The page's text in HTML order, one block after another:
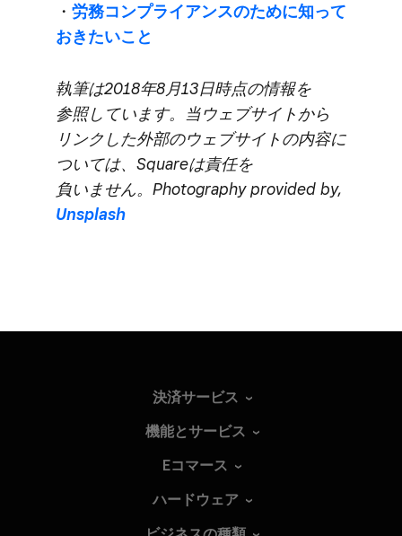
・ 労務コンプライアンスの​ために​知って​
おきたい​こと
執筆は​2018年8月13日時点の​情報を​
参照しています。​当ウェブサイトから​
リンクした​外部の​ウェブサイトの​内容に​
ついては、​Squareは​責任を​
負いません。​Photography provided by,
Unsplash
決済サービス
機能とサービス
Eコマース
ハードウェア